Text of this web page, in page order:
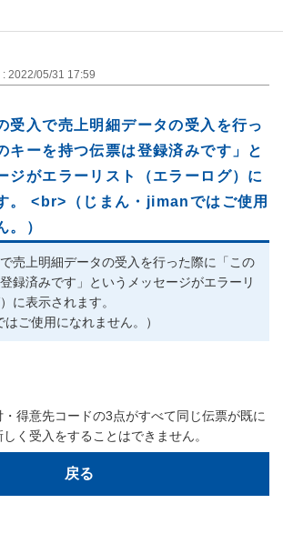
: 2022/05/31 17:59
受入で売上明細データの受入を行っ
キーを持つ伝票は登録済みです」と
ジがエラーリスト（エラーログ）に
。 <br>（じまん・jimanではご使用
。）
売上明細データの受入を行った際に「この
録済みです」というメッセージがエラーリ
に表示されます。
はご使用になれません。）
得意先コードの3点がすべて同じ伝票が既に
く受入をすることはできません。
戻る